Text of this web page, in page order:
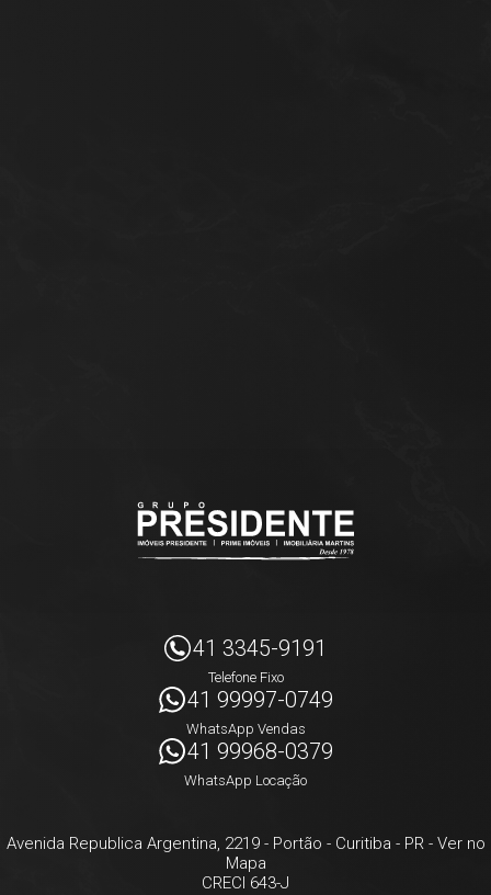
41 3345-9191
Telefone Fixo
41 99997-0749
WhatsApp Vendas
41 99968-0379
WhatsApp Locação
Avenida Republica Argentina, 2219- Portão - Curitiba - PR- Ver no
Mapa
CRECI 643-J